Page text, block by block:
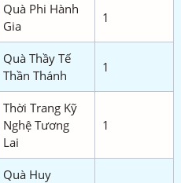
Quà Phi Hành
Gia
1
Quà Thầy Tế
Thần Thánh
1
Thời Trang Kỹ
Nghệ Tương
Lai
1
Quà Huy